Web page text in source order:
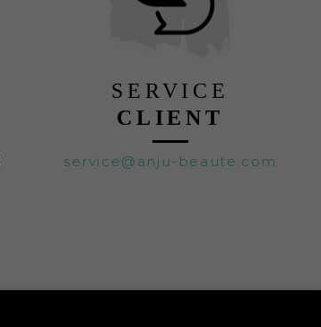
SERVICE
CLIENT
service@anju-beaute.com